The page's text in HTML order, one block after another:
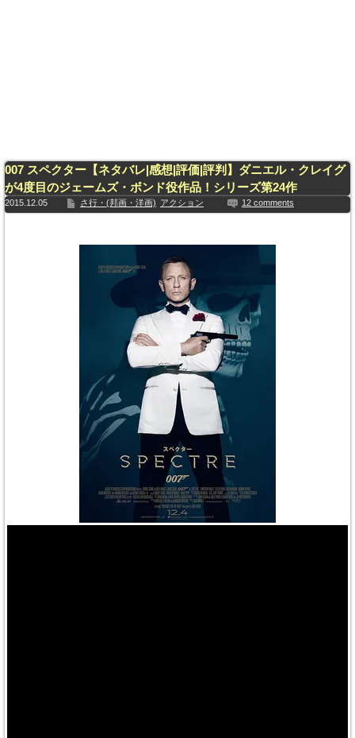
007 スペクター【ネタバレ|感想|評価|評判】ダニエル・クレイグ
が4度目のジェームズ・ボンド役作品！シリーズ第24作
2015.12.05 さ行・(邦画・洋画) アクション 12 comments